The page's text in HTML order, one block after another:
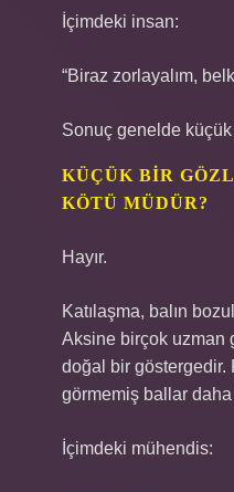
İçimdeki insan:
“Biraz zorlayalım, belki
Sonuç genelde küçük
KÜÇÜK BIR
KÖTÜ MÜDÜR?
Hayır.
Katılaşma, balın
Aksine birçok uzman
doğal bir göstergedir.
görmemiş ballar daha
İçimdeki mühendis: